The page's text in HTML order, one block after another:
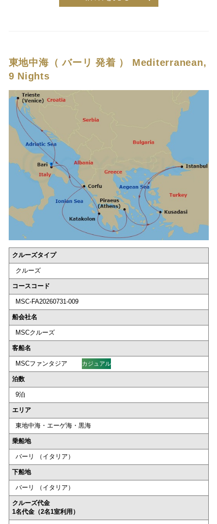
東地中海（ バーリ 発着 ） Mediterranean,
9 Nights
クルーズタイプ
クルーズ
コースコード
MSC-FA20260731-009
船会社名
MSCクルーズ
客船名
MSCファンタジア カジュアル
泊数
9泊
エリア
東地中海・エーゲ海・黒海
乗船地
バーリ （イタリア）
下船地
バーリ （イタリア）
クルーズ代金
1名代金（2名1室利用）